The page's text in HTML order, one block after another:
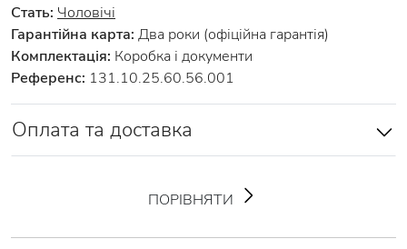
Стать: Чоловічі
Гарантійна карта: Два роки (офіційна гарантія)
Комплектація: Коробка і документи
Референс: 131.10.25.60.56.001
Оплата та доставка
ПОРІВНЯТИ